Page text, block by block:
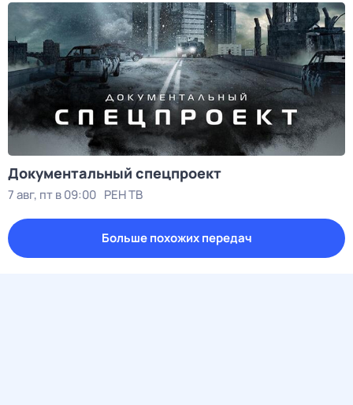
Документальный спецпроект
7 авг, пт в 09:00 РЕН ТВ
Больше похожих передач